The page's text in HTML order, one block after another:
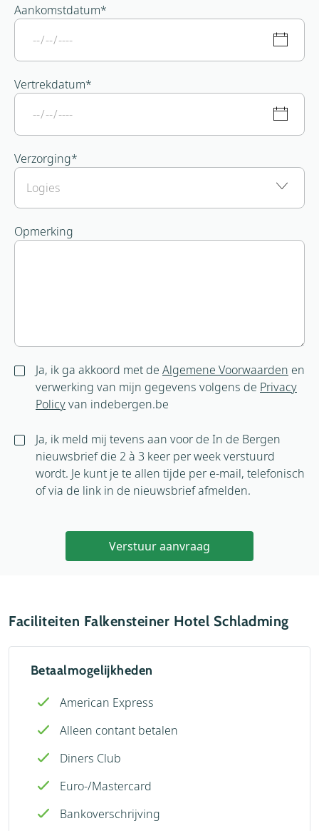
Aankomstdatum*
Vertrekdatum*
Verzorging*
Opmerking
Ja, ik ga akkoord met de Algemene Voorwaarden en
verwerking van mijn gegevens volgens de Privacy
Policyvan indebergen.be
Ja, ik meld mij tevens aan voor de In de Bergen
nieuwsbrief die 2 à 3 keer per week verstuurd
wordt. Je kunt je te allen tijde per e-mail, telefonisch
of via de link in de nieuwsbrief afmelden.
Verstuur aanvraag
Faciliteiten Falkensteiner Hotel Schladming
Betaalmogelijkheden
American Express
Alleen contant betalen
Diners Club
Euro-/Mastercard
Bankoverschrijving